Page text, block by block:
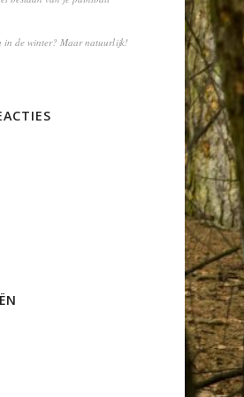
in de winter? Maar natuurlijk!